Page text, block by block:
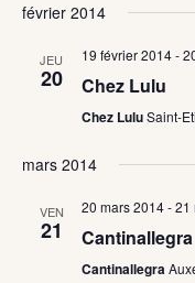
février 2014
JEU
20
19 février 2014-
Chez Lulu
Chez LuluSaint-
mars 2014
VEN
21
20 mars 2014-21
Cantinallegra
Cantinallegra